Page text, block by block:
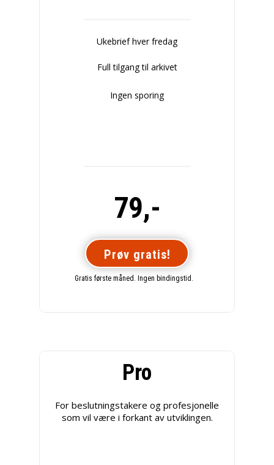
Ukebrief hver fredag
Full tilgang til arkivet
Ingen sporing
79,-
Prøv gratis!
Gratis første måned. Ingen bindingstid.
Pro
For beslutningstakere og profesjonelle
som vil være i forkant av utviklingen.